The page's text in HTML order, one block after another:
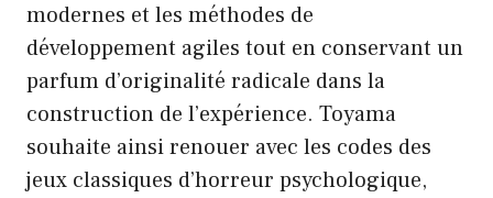
modernes et les méthodes de
développement agiles tout en conservant un
parfum d’originalité radicale dans la
construction de l’expérience. Toyama
souhaite ainsi renouer avec les codes des
jeux classiques d’horreur psychologique,